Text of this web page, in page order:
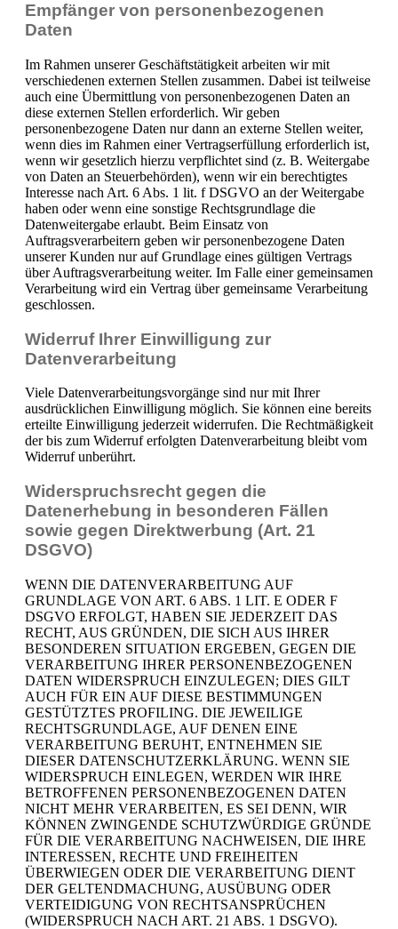
Empfänger von personenbezogenen
Daten
Im Rahmen unserer Geschäftstätigkeit arbeiten wir mit
verschiedenen externen Stellen zusammen. Dabei ist teilweise
auch eine Übermittlung von personenbezogenen Daten an
diese externen Stellen erforderlich. Wir geben
personenbezogene Daten nur dann an externe Stellen weiter,
wenn dies im Rahmen einer Vertragserfüllung erforderlich ist,
wenn wir gesetzlich hierzu verpflichtet sind (z. B. Weitergabe
von Daten an Steuerbehörden), wenn wir ein berechtigtes
Interesse nach Art. 6 Abs. 1 lit. f DSGVO an der Weitergabe
haben oder wenn eine sonstige Rechtsgrundlage die
Datenweitergabe erlaubt. Beim Einsatz von
Auftragsverarbeitern geben wir personenbezogene Daten
unserer Kunden nur auf Grundlage eines gültigen Vertrags
über Auftragsverarbeitung weiter. Im Falle einer gemeinsamen
Verarbeitung wird ein Vertrag über gemeinsame Verarbeitung
geschlossen.
Widerruf Ihrer Einwilligung zur
Datenverarbeitung
Viele Datenverarbeitungsvorgänge sind nur mit Ihrer
ausdrücklichen Einwilligung möglich. Sie können eine bereits
erteilte Einwilligung jederzeit widerrufen. Die Rechtmäßigkeit
der bis zum Widerruf erfolgten Datenverarbeitung bleibt vom
Widerruf unberührt.
Widerspruchsrecht gegen die
Datenerhebung in besonderen Fällen
sowie gegen Direktwerbung (Art. 21
DSGVO)
WENN DIE DATENVERARBEITUNG AUF
GRUNDLAGE VON ART. 6 ABS. 1 LIT. E ODER F
DSGVO ERFOLGT, HABEN SIE JEDERZEIT DAS
RECHT, AUS GRÜNDEN, DIE SICH AUS IHRER
BESONDEREN SITUATION ERGEBEN, GEGEN DIE
VERARBEITUNG IHRER PERSONENBEZOGENEN
DATEN WIDERSPRUCH EINZULEGEN; DIES GILT
AUCH FÜR EIN AUF DIESE BESTIMMUNGEN
GESTÜTZTES PROFILING. DIE JEWEILIGE
RECHTSGRUNDLAGE, AUF DENEN EINE
VERARBEITUNG BERUHT, ENTNEHMEN SIE
DIESER DATENSCHUTZERKLÄRUNG. WENN SIE
WIDERSPRUCH EINLEGEN, WERDEN WIR IHRE
BETROFFENEN PERSONENBEZOGENEN DATEN
NICHT MEHR VERARBEITEN, ES SEI DENN, WIR
KÖNNEN ZWINGENDE SCHUTZWÜRDIGE GRÜNDE
FÜR DIE VERARBEITUNG NACHWEISEN, DIE IHRE
INTERESSEN, RECHTE UND FREIHEITEN
ÜBERWIEGEN ODER DIE VERARBEITUNG DIENT
DER GELTENDMACHUNG, AUSÜBUNG ODER
VERTEIDIGUNG VON RECHTSANSPRÜCHEN
(WIDERSPRUCH NACH ART. 21 ABS. 1 DSGVO).